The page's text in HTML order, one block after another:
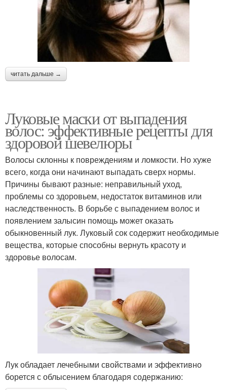
читать дальше →
Луковые маски от выпадения
волос: эффективные рецепты для
здоровой шевелюры
Волосы склонны к повреждениям и ломкости. Но хуже
всего, когда они начинают выпадать сверх нормы.
Причины бывают разные: неправильный уход,
проблемы со здоровьем, недостаток витаминов или
наследственность. В борьбе с выпадением волос и
появлением залысин помощь может оказать
обыкновенный лук. Луковый сок содержит необходимые
вещества, которые способны вернуть красоту и
здоровье волосам.
Лук обладает лечебными свойствами и эффективно
борется с облысением благодаря содержанию: